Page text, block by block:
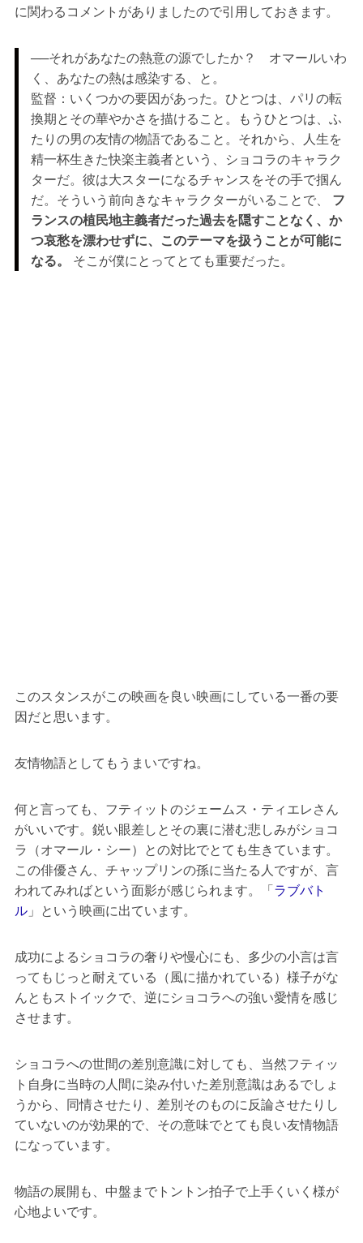
に関わるコメントがありましたので引用しておきます。
──それがあなたの熱意の源でしたか？ オマールいわ
く、あなたの熱は感染する、と。
監督：いくつかの要因があった。ひとつは、パリの転
換期とその華やかさを描けること。もうひとつは、ふ
たりの男の友情の物語であること。それから、人生を
精一杯生きた快楽主義者という、ショコラのキャラク
ターだ。彼は大スターになるチャンスをその手で掴ん
だ。そういう前向きなキャラクターがいることで、
フ
ランスの植民地主義者だった過去を隠すことなく、か
つ哀愁を漂わせずに、このテーマを扱うことが可能に
なる。
そこが僕にとってとても重要だった。
このスタンスがこの映画を良い映画にしている一番の要
因だと思います。
友情物語としてもうまいですね。
何と言っても、フティットのジェームス・ティエレさん
がいいです。鋭い眼差しとその裏に潜む悲しみがショコ
ラ（オマール・シー）との対比でとても生きています。
この俳優さん、チャップリンの孫に当たる人ですが、言
われてみればという面影が感じられます。「 ラブバト
ル」という映画に出ています。
成功によるショコラの奢りや慢心にも、多少の小言は言
ってもじっと耐えている（風に描かれている）様子がな
んともストイックで、逆にショコラへの強い愛情を感じ
させます。
ショコラへの世間の差別意識に対しても、当然フティッ
ト自身に当時の人間に染み付いた差別意識はあるでしょ
うから、同情させたり、差別そのものに反論させたりし
ていないのが効果的で、その意味でとても良い友情物語
になっています。
物語の展開も、中盤までトントン拍子で上手くいく様が
心地よいです。